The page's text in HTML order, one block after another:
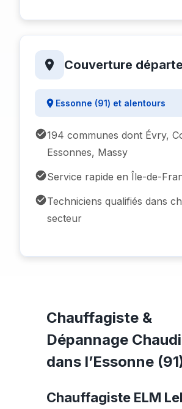
Couverture
Essonne (91) et alentours
194 communes dont Évry,
Essonnes, Massy
Service rapide en Île-de-
Techniciens qualifiés dans
secteur
Chauffagiste &
Dépannage
dans l’Essonne
Chauffagiste ELM